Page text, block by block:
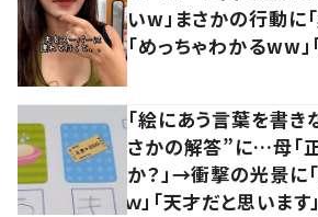
いw」まさかの行動に「
「めっちゃわかるww」
「絵にあう言葉を書き
さかの解答”に…母「
か？」→衝撃の光景に
ｗ」「天才だと思います」